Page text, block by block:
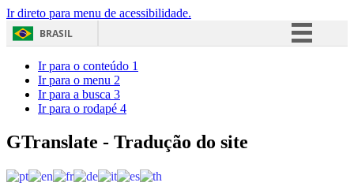
Ir direto para menu de acessibilidade.
BRASIL
Acesso à informação
Ir para o conteúdo 1
Ir para o menu 2
Ir para a busca 3
Ir para o rodapé 4
GTranslate - Tradução do site